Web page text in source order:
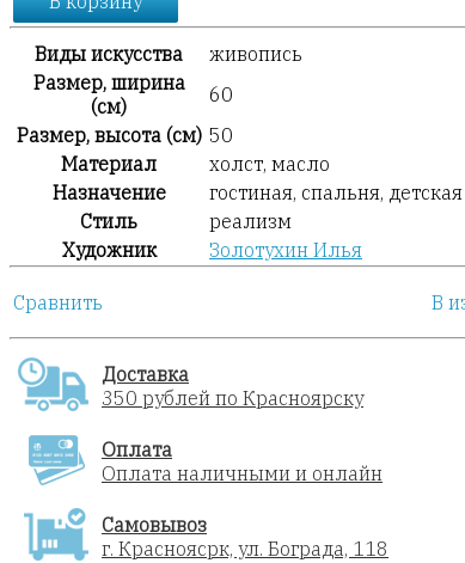
Виды искусства
живопись
Размер, ширина
(см)
60
Размер, высота (см) 50
Материал
холст, масло
Назначение
гостиная, спальня, детская
Стиль
реализм
Художник
Золотухин Илья
Сравнить В
Доставка
350 рублей по Красноярску
Оплата
Оплата наличными и онлайн
Самовывоз
г. Красноясрк, ул. Бограда, 118